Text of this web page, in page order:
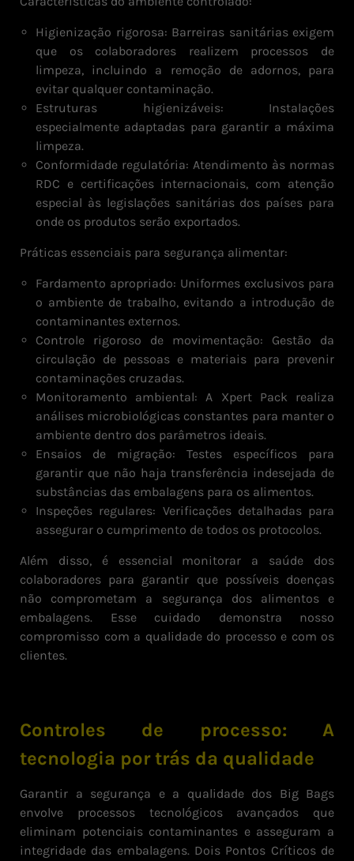
Higienização rigorosa: Barreiras sanitárias exigem
que os colaboradores realizem processos de
limpeza, incluindo a remoção de adornos, para
evitar qualquer contaminação.
Estruturas higienizáveis: Instalações
especialmente adaptadas para garantir a máxima
limpeza.
Conformidade regulatória: Atendimento às normas
RDC e certificações internacionais, com atenção
especial às legislações sanitárias dos países para
onde os produtos serão exportados.
Práticas essenciais para segurança alimentar:
Fardamento apropriado: Uniformes exclusivos para
o ambiente de trabalho, evitando a introdução de
contaminantes externos.
Controle rigoroso de movimentação: Gestão da
circulação de pessoas e materiais para prevenir
contaminações cruzadas.
Monitoramento ambiental: A Xpert Pack realiza
análises microbiológicas constantes para manter o
ambiente dentro dos parâmetros ideais.
Ensaios de migração: Testes específicos para
garantir que não haja transferência indesejada de
substâncias das embalagens para os alimentos.
Inspeções regulares: Verificações detalhadas para
assegurar o cumprimento de todos os protocolos.
Além disso, é essencial monitorar a saúde dos
colaboradores para garantir que possíveis doenças
não comprometam a segurança dos alimentos e
embalagens. Esse cuidado demonstra nosso
compromisso com a qualidade do processo e com os
clientes.
Controles de processo: A
tecnologia por trás da qualidade
Garantir a segurança e a qualidade dos Big Bags
envolve processos tecnológicos avançados que
eliminam potenciais contaminantes e asseguram a
integridade das embalagens. Dois Pontos Críticos de